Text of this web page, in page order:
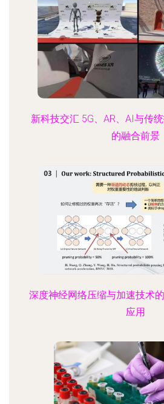
新科技交汇 5G、AR、AI与传
的融合前景
深度神经网络压缩与加速技术
应用